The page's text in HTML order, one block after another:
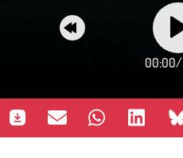
00:00/